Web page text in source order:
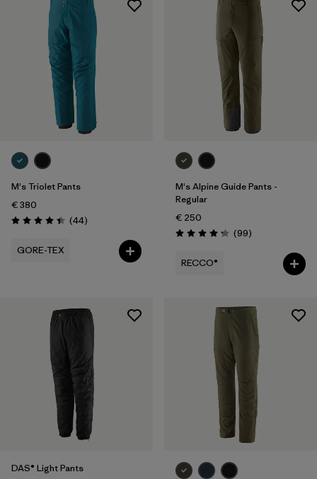
M's Triolet Pants
€ 380
Puntuación: 4.4 / 5
(44Reseñas
)
GORE-TEX
M's Alpine Guide Pants -
Regular
€ 250
Puntuación: 4.3 / 5
(99Reseñas
)
RECCO®
DAS® Light Pants